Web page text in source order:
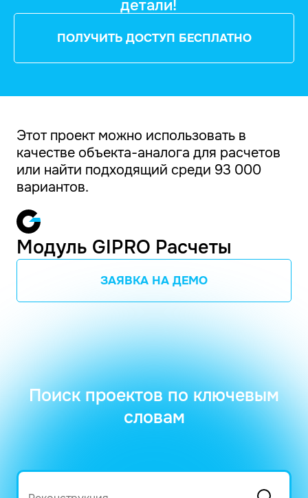
детали!
ПОЛУЧИТЬ ДОСТУП БЕСПЛАТНО
Этот проект можно использовать в
качестве объекта-аналога для расчетов
или найти подходящий среди 93 000
вариантов.
Модуль GIPRO Расчеты
ЗАЯВКА НА ДЕМО
Поиск проектов по ключевым
словам